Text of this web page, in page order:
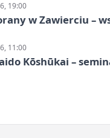
19:00
w Zawierciu –
11:00
Kōshūkai –